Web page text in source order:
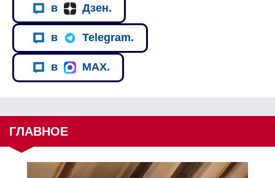
в Дзен.
в Telegram.
в MAX.
ГЛАВНОЕ